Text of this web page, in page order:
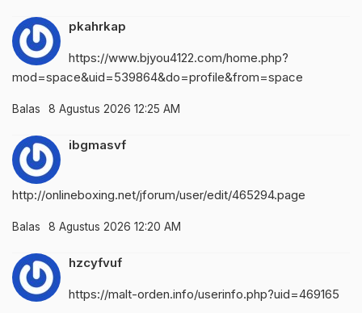
pkahrkap
https://www.bjyou4122.com/home.php?
mod=space&uid=539864&do=profile&from=space
Balas 8 Agustus 2026 12:25 AM
ibgmasvf
http://onlineboxing.net/jforum/user/edit/465294.page
Balas 8 Agustus 2026 12:20 AM
hzcyfvuf
https://malt-orden.info/userinfo.php?uid=469165